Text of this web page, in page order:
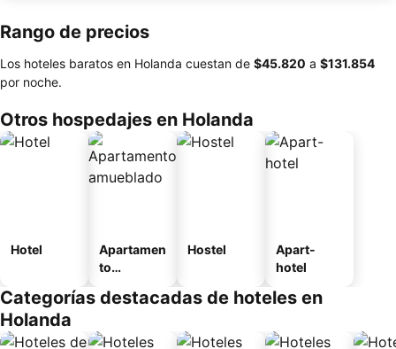
Rango de precios
Los hoteles baratos en Holanda cuestan de ‎$45.820 a ‎$131.854
por noche.
Otros hospedajes en Holanda
Hotel
Apartamen
to
o
Hostel
Apart-
hotel
Categorías destacadas de hoteles en
Holanda